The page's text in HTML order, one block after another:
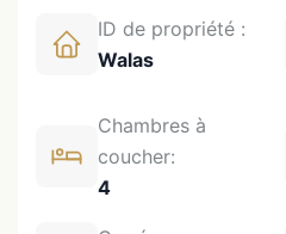
ID de propriété :
Walas
Chambres à
coucher:
4